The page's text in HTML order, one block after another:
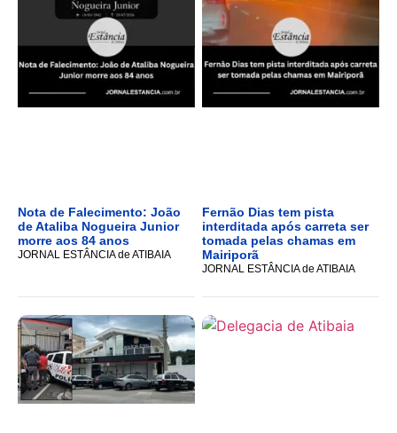
Nota de Falecimento: João
de Ataliba Nogueira Junior
morre aos 84 anos
JORNAL ESTÂNCIA de ATIBAIA
Fernão Dias tem pista
interditada após carreta ser
tomada pelas chamas em
Mairiporã
JORNAL ESTÂNCIA de ATIBAIA